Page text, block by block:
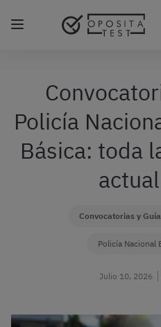
Policía
Básica: toda
Convocatorias y
Policía Nacional
Julio 10, 2026